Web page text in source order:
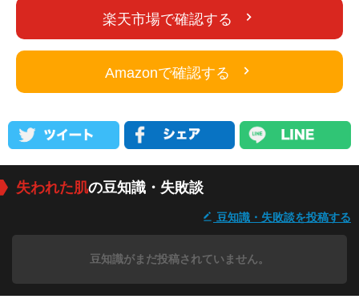
楽天市場で確認する
Amazonで確認する
失われた肌の豆知識・失敗談
豆知識・失敗談を投稿する
豆知識がまだ投稿されていません。